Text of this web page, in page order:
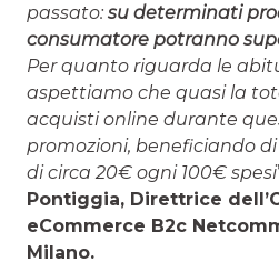
passato: su determinati
consumatore potranno
Per quanto riguarda le
aspettiamo che quasi la
acquisti online durante
promozioni, beneficiando
di circa 20€ ogni 100€ spesi
Pontiggia, Direttrice
eCommerce B2c
Milano.